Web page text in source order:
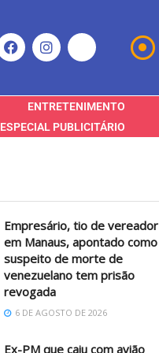
ENTRETENIMENTO
ESPECIAL PUBLICITÁRIO
Empresário, tio de vereador
em Manaus, apontado como
suspeito de morte de
venezuelano tem prisão
revogada
6 DE AGOSTO DE 2026
Ex-PM que caiu com avião